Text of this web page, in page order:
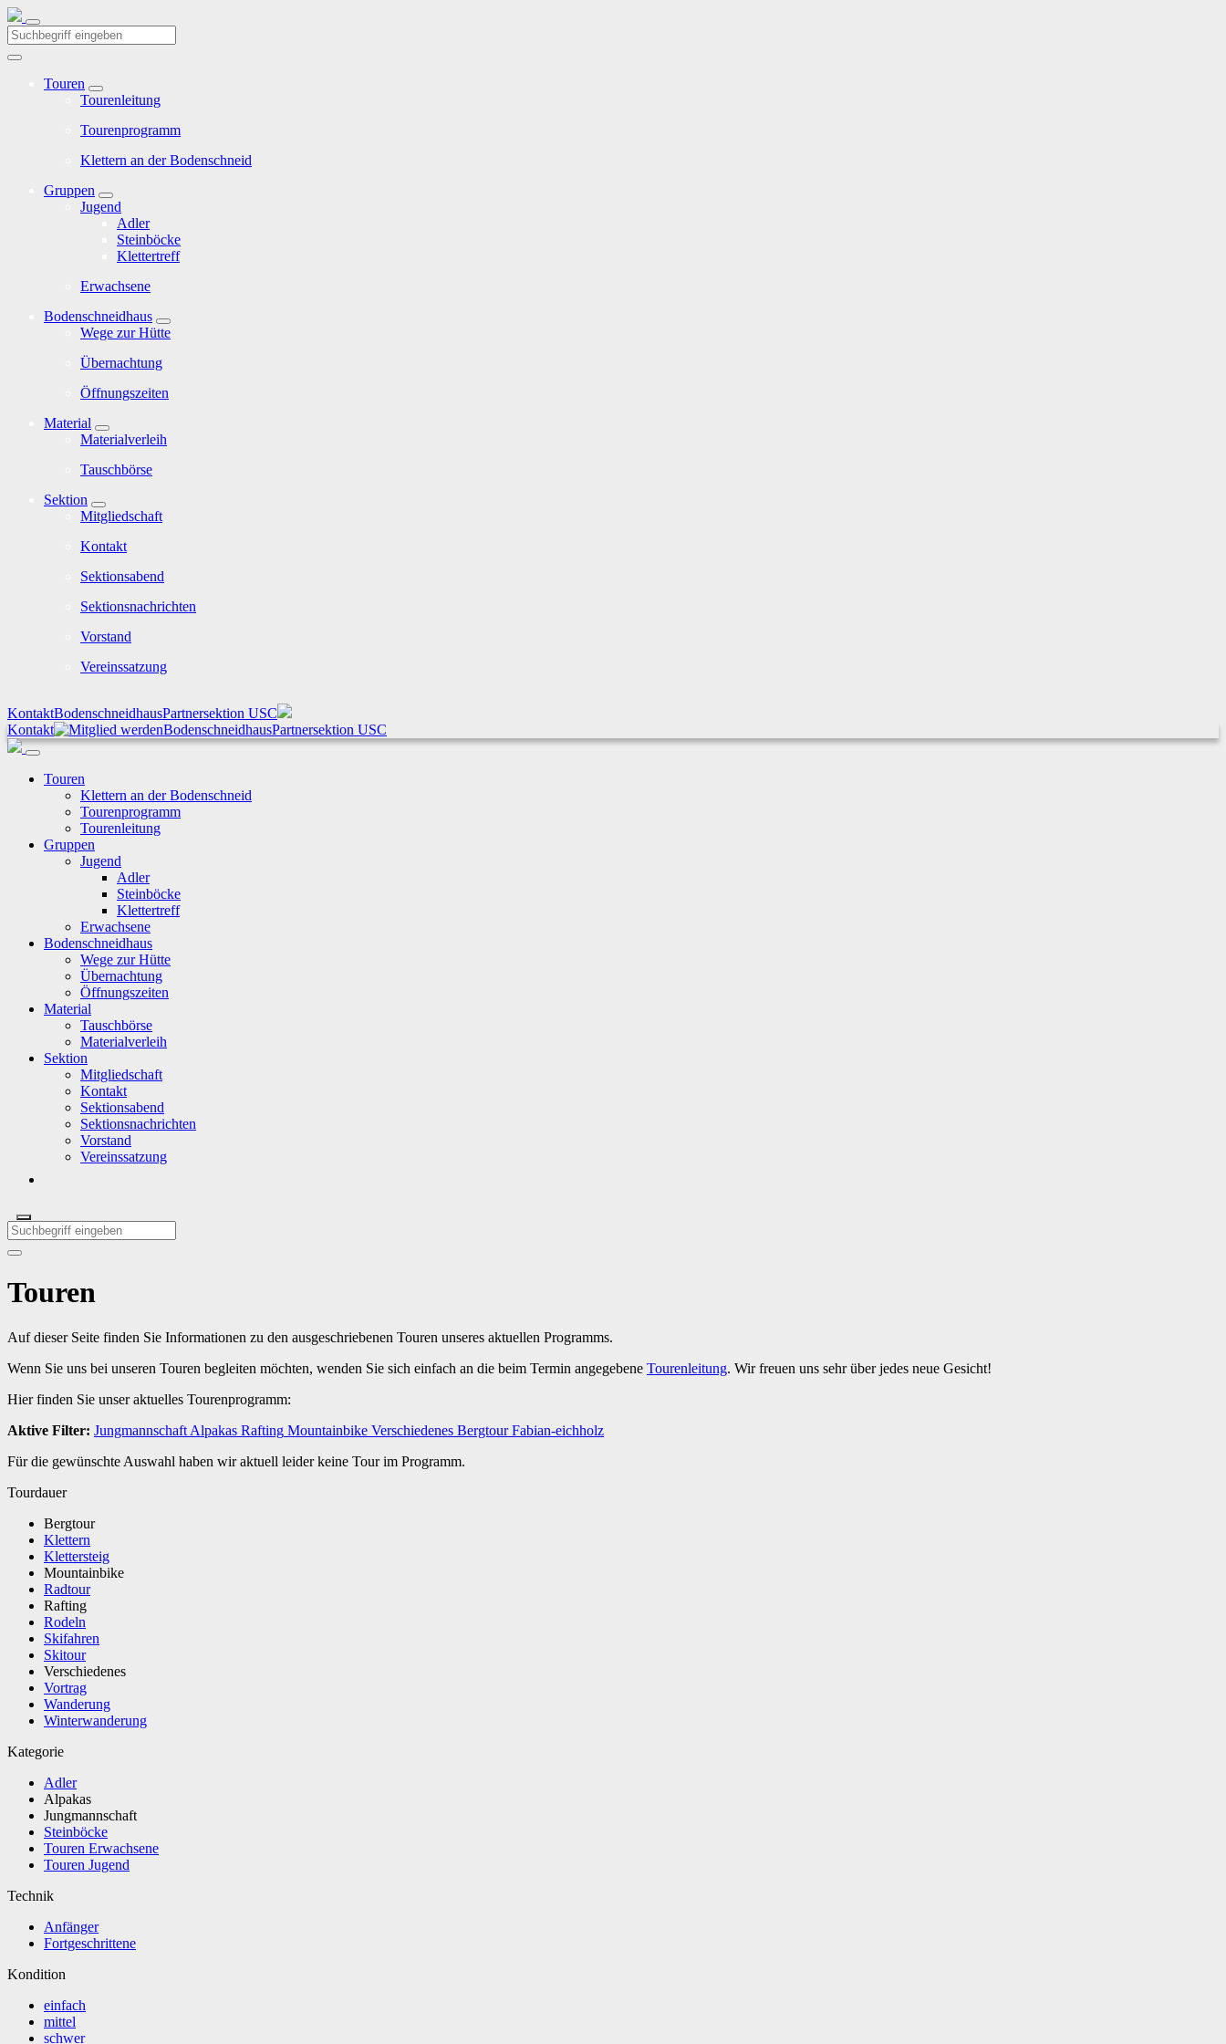
Touren
Tourenleitung
Tourenprogramm
Klettern an der Bodenschneid
Gruppen
Jugend
Adler
Steinböcke
Klettertreff
Erwachsene
Bodenschneidhaus
Wege zur Hütte
Übernachtung
Öffnungszeiten
Material
Materialverleih
Tauschbörse
Sektion
Mitgliedschaft
Kontakt
Sektionsabend
Sektionsnachrichten
Vorstand
Vereinssatzung
KontaktBodenschneidhausPartnersektion USC
Kontakt
BodenschneidhausPartnersektion USC
Touren
Klettern an der Bodenschneid
Tourenprogramm
Tourenleitung
Gruppen
Jugend
Adler
Steinböcke
Klettertreff
Erwachsene
Bodenschneidhaus
Wege zur Hütte
Übernachtung
Öffnungszeiten
Material
Tauschbörse
Materialverleih
Sektion
Mitgliedschaft
Kontakt
Sektionsabend
Sektionsnachrichten
Vorstand
Vereinssatzung
Touren
Auf dieser Seite finden Sie Informationen zu den ausgeschriebenen Touren unseres aktuellen Programms.
Wenn Sie uns bei unseren Touren begleiten möchten, wenden Sie sich einfach an die beim Termin angegebene Tourenleitung. Wir freuen uns sehr über jedes neue Gesicht!
Hier finden Sie unser aktuelles Tourenprogramm:
Aktive Filter: Jungmannschaft Alpakas Rafting Mountainbike Verschiedenes BergtourFabian-eichholz
Für die gewünschte Auswahl haben wir aktuell leider keine Tour im Programm.
Tourdauer
Bergtour
Klettern
Klettersteig
Mountainbike
Radtour
Rafting
Rodeln
Skifahren
Skitour
Verschiedenes
Vortrag
Wanderung
Winterwanderung
Kategorie
Adler
Alpakas
Jungmannschaft
Steinböcke
Touren Erwachsene
Touren Jugend
Technik
Anfänger
Fortgeschrittene
Kondition
einfach
mittel
schwer